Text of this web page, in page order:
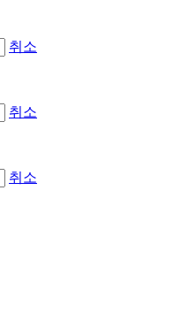
취소
취소
취소